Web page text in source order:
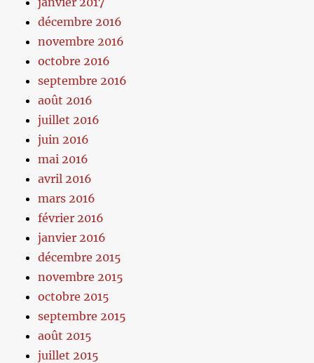
décembre 2016
novembre 2016
octobre 2016
septembre 2016
août 2016
juillet 2016
juin 2016
mai 2016
avril 2016
mars 2016
février 2016
janvier 2016
décembre 2015
novembre 2015
octobre 2015
septembre 2015
août 2015
juillet 2015